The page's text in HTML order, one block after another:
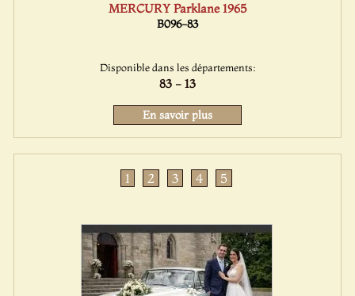
MERCURY Parklane 1965
B096-83
Disponible dans les départements:
83 - 13
En savoir plus
1 2 3 4 5